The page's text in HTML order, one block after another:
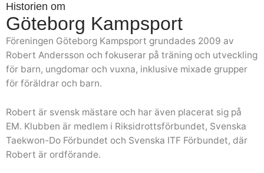
Historien om
Göteborg Kampsport
Föreningen Göteborg Kampsport grundades 2009 av
Robert Andersson och fokuserar på träning och utveckling
för barn, ungdomar och vuxna, inklusive mixade grupper
för föräldrar och barn.
Robert är svensk mästare och har även placerat sig på
EM. Klubben är medlem i Riksidrottsförbundet, Svenska
Taekwon-Do Förbundet och Svenska ITF Förbundet, där
Robert är ordförande.